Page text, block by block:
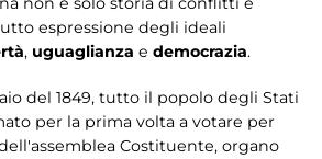
espressione degli ideali
, uguaglianza e democrazia.
del 1849, tutto il popolo degli Stati
per la prima volta a votare per
Costituente, organo